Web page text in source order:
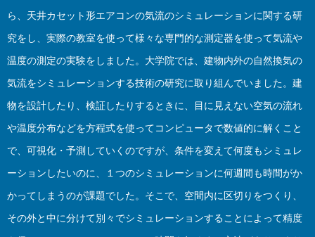
ら、天井カセット形エアコンの気流のシミュレーションに関する研
究をし、実際の教室を使って様々な専門的な測定器を使って気流や
温度の測定の実験をしました。大学院では、建物内外の自然換気の
気流をシミュレーションする技術の研究に取り組んでいました。建
物を設計したり、検証したりするときに、目に見えない空気の流れ
や温度分布などを方程式を使ってコンピュータで数値的に解くこと
で、可視化・予測していくのですが、条件を変えて何度もシミュレ
ーションしたいのに、１つのシミュレーションに何週間も時間がか
かってしまうのが課題でした。そこで、空間内に区切りをつくり、
その外と中に分けて別々でシミュレーションすることによって精度